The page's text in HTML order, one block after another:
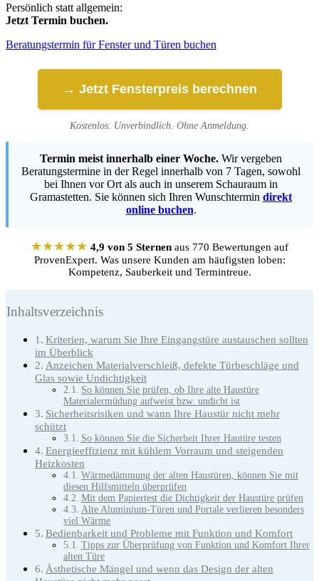
Persönlich statt allgemein:
Jetzt Termin buchen.
Beratungstermin für Fenster und Türen buchen
→ Jetzt Fensterpreis berechnen
Kostenlos. Unverbindlich. Ohne Anmeldung.
Termin meist innerhalb einer Woche. Wir vergeben
Beratungstermine in der Regel innerhalb von 7 Tagen, sowohl
bei Ihnen vor Ort als auch in unserem Schauraum in
Gramastetten. Sie können sich Ihren Wunschtermin direkt
online buchen.
★★★★★ 4,9 von 5 Sternen aus 770 Bewertungen auf
ProvenExpert. Was unsere Kunden am häufigsten loben:
Kompetenz, Sauberkeit und Termintreue.
Inhaltsverzeichnis
Kriterien, warum Sie Ihre Eingangstüre austauschen sollten
im Überblick
Anzeichen Materialverschleiß, defekte Türbeschläge und
Glas sowie Undichtigkeit
So können Sie prüfen, ob Ihre alte Haustüre
Materialermüdung aufweist bzw. undicht ist
Sicherheitsrisiken und wann Ihre Haustür nicht mehr
schützt
So können Sie die Sicherheit Ihrer Hautüre testen
Energieeffizienz mit kühlem Vorraum und steigenden
Heizkosten
Wärmedämmung der alten Haustüren, können Sie mit
diesen Hilfsmitteln überprüfen
Mit dem Papiertest die Dichtigkeit der Haustüre prüfen
Alte Aluminium-Türen und Portale verlieren besonders
viel Wärme
Bedienbarkeit und Probleme mit Funktion und Komfort
Tipps zur Überprüfung von Funktion und Komfort Ihrer
alten Türe
Ästhetische Mängel und wenn das Design der alten